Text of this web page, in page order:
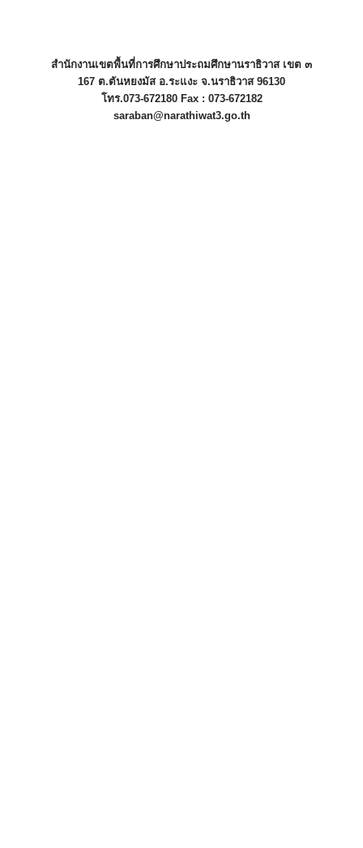
สำนักงานเขตพื้นที่การศึกษาประถมศึกษานราธิวาส เขต ๓
167 ต.ตันหยงมัส อ.ระแงะ จ.นราธิวาส 96130
โทร.073-672180 Fax : 073-672182
saraban@narathiwat3.go.th